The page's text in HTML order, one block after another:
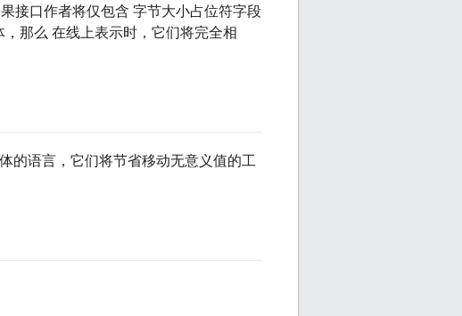
接口作者将仅包含 字节大小占位符字段
那么 在线上表示时，它们将完全相
的语言，它们将节省移动无意义值的工